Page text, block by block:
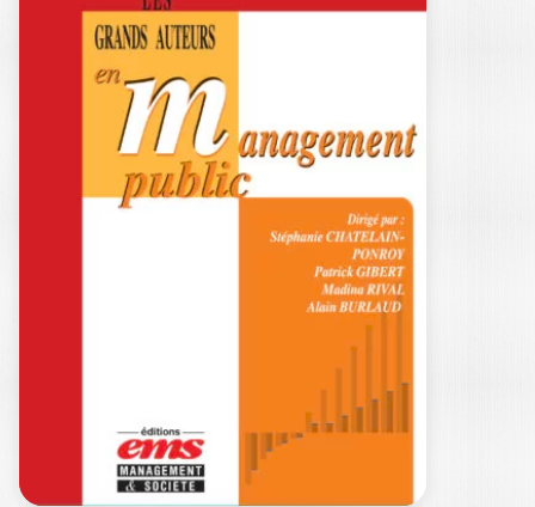
COMPTABILITÉS
— Prix FNEGE 2023 du meilleur ouvrage
en management – Catégorie : Essai…
22,50€